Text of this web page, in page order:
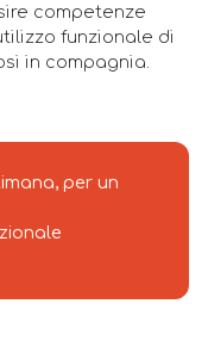
competenze
funzionale di
in compagnia.
per un